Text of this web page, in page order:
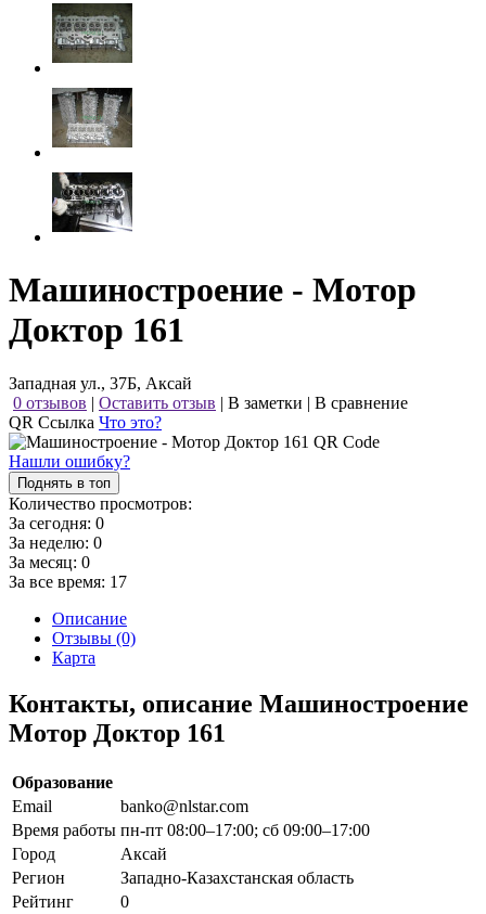
Машиностроение - Мотор
Доктор 161
Западная ул., 37Б, Аксай
0 отзывов | Оставить отзыв | В заметки | В сравнение
QR Ссылка Что это?
Нашли ошибку?
Поднять в топ
Количество просмотров:
За сегодня: 0
За неделю: 0
За месяц: 0
За все время: 17
Описание
Отзывы (0)
Карта
Контакты, описание Машиностроение
Мотор Доктор 161
Образование
Email
banko@nlstar.com
Время работы пн-пт 08:00–17:00; сб 09:00–17:00
Город
Аксай
Регион
Западно-Казахстанская область
Рейтинг
0